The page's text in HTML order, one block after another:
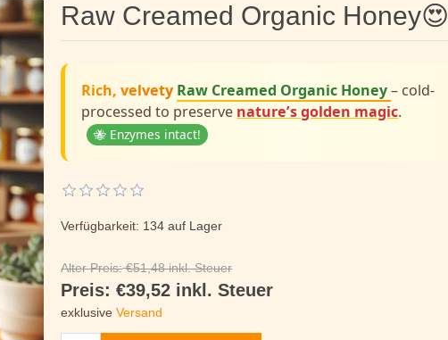
Raw Creamed Organic Honey😍
Rich, velvety Raw Creamed Organic Honey– cold-
processed to preserve nature’s golden magic.
🐝 Enzymes intact!
Verfügbarkeit: 134 auf Lager
Alter Preis: €51,48 inkl. Steuer
Preis: €39,52 inkl. Steuer
exklusiveVersand